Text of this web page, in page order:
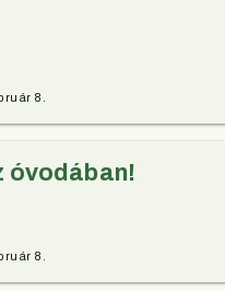
8.
óvodában!
8.